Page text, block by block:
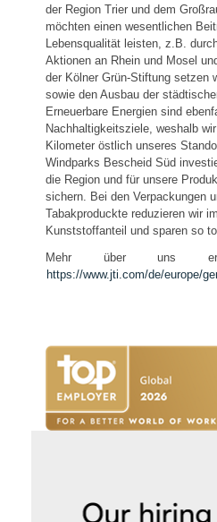
der Region Trier und dem
möchten einen wesentlichen
Lebensqualität leisten, z.B.
Aktionen an Rhein und Mosel
der Kölner Grün-Stiftung setzen
sowie den Ausbau der
Erneuerbare Energien sind
Nachhaltigkeitsziele, weshalb
Kilometer östlich unseres
Windparks Bescheid Süd
die Region und für unsere
sichern. Bei den Verpackungen
Tabakproduckte reduzieren wir
Kunststoffanteil und sparen so
Mehr über uns
https://www.jti.com/de/europe/